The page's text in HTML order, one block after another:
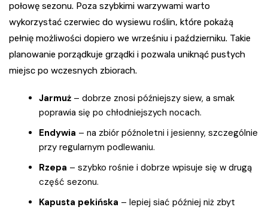
połowę sezonu. Poza szybkimi warzywami warto
wykorzystać czerwiec do wysiewu roślin, które pokażą
pełnię możliwości dopiero we wrześniu i październiku. Takie
planowanie porządkuje grządki i pozwala uniknąć pustych
miejsc po wczesnych zbiorach.
Jarmuż – dobrze znosi późniejszy siew, a smak
poprawia się po chłodniejszych nocach.
Endywia – na zbiór późnoletni i jesienny, szczególnie
przy regularnym podlewaniu.
Rzepa – szybko rośnie i dobrze wpisuje się w drugą
część sezonu.
Kapusta pekińska – lepiej siać później niż zbyt